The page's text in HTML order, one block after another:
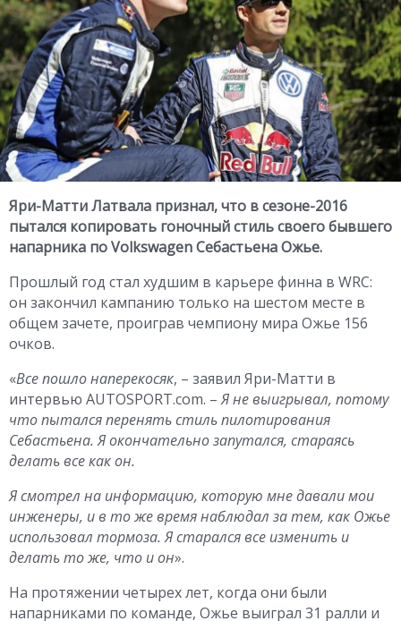
Яри-Матти Латвала признал, что в сезоне-2016
пытался копировать гоночный стиль своего бывшего
напарника по Volkswagen Себастьена Ожье.
Прошлый год стал худшим в карьере финна в WRC:
он закончил кампанию только на шестом месте в
общем зачете, проиграв чемпиону мира Ожье 156
очков.
«Все пошло наперекосяк, – заявил Яри-Матти в
интервью AUTOSPORT.com. –Я не выигрывал, потому
что пытался перенять стиль пилотирования
Себастьена. Я окончательно запутался, стараясь
делать все как он.
Я смотрел на информацию, которую мне давали мои
инженеры, и в то же время наблюдал за тем, как Ожье
использовал тормоза. Я старался все изменить и
делать то же, что и он».
На протяжении четырех лет, когда они были
напарниками по команде, Ожье выиграл 31 ралли и